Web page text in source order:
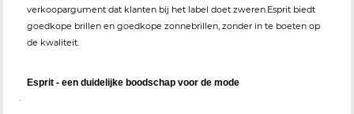
verkoopargument dat klanten bij het label doet zweren.Esprit biedt
goedkope brillen en goedkope zonnebrillen, zonder in te boeten op
de kwaliteit.
Esprit - een duidelijke boodschap voor de mode
.